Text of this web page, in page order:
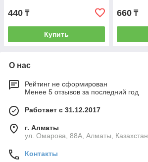
440 ₸
Купить
660 ₸
О нас
Рейтинг не сформирован
Менее 5 отзывов за последний год
Работает с 31.12.2017
г. Алматы
ул. Омарова, 88А, Алматы, Казахстан
Контакты